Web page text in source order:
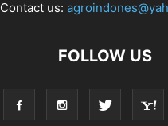
Contact us:
FOLLOW US